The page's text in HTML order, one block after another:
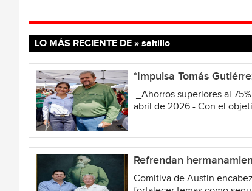
LO MÁS RECIENTE DE » saltillo
*Impulsa Tomás
_Ahorros superiores al
abril de 2026.- Con el
Refrendan
Comitiva de Austin